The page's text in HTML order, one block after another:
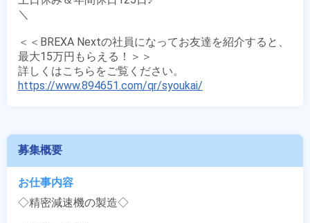
＼
＜＜BREXA Nextの社員になってお友達を紹介すると、
最大15万円もらえる！＞＞
https://www.894651.com/qr/syoukai/
募集概要
お仕事内容
◇精密減速機の製造◇